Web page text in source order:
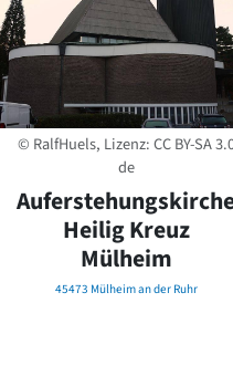
© RalfHuels, Lizenz:CC BY-SA
de
Heilig Kreuz
Mülheim
45473 Mülheim an der Ruhr